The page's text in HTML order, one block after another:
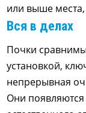
или выше
Вся в делах
Почки
установкой,
непрерывная
Они появляются